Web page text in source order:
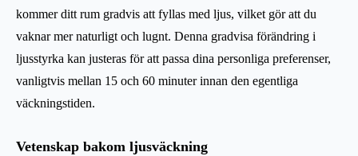
kommer ditt rum gradvis att fyllas med ljus, vilket gör att du
vaknar mer naturligt och lugnt. Denna gradvisa förändring i
ljusstyrka kan justeras för att passa dina personliga preferenser,
vanligtvis mellan 15 och 60 minuter innan den egentliga
väckningstiden.
Vetenskap bakom ljusväckning